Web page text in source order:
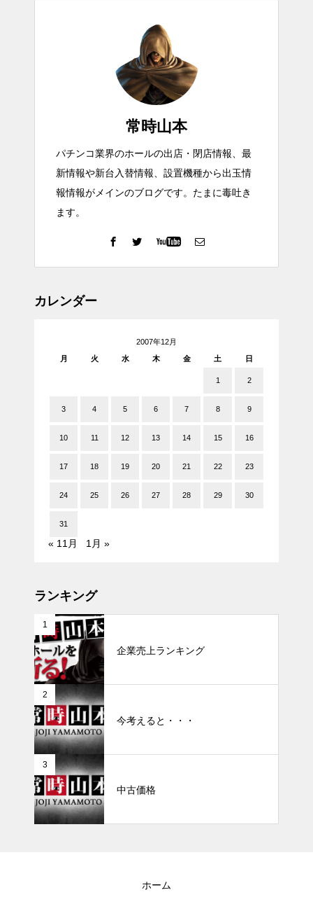
常時山本
パチンコ業界のホールの出店・閉店情報、最
新情報や新台入替情報、設置機種から出玉情
報情報がメインのブログです。たまに毒吐き
ます。
カレンダー
2007年12月
月
火 水 木 金 土 日
1 2
3 4 5 6 7 8 9
10 11 12 13 14 15 16
17 18 19 20 21 22 23
24 25 26 27 28 29 30
31
« 11月 1月 »
ランキング
1
企業売上ランキング
2
今考えると・・・
3
中古価格
ホーム